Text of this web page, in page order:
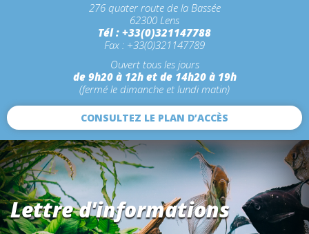
276 quater route de la Bassée
62300 Lens
Tél : +33(0)321147788
Fax : +33(0)321147789
Ouvert tous les jours
de 9h20 à 12h et de 14h20 à 19h
(fermé le dimanche et lundi matin)
CONSULTEZ LE PLAN D’ACCÈS
Lettre d'informations